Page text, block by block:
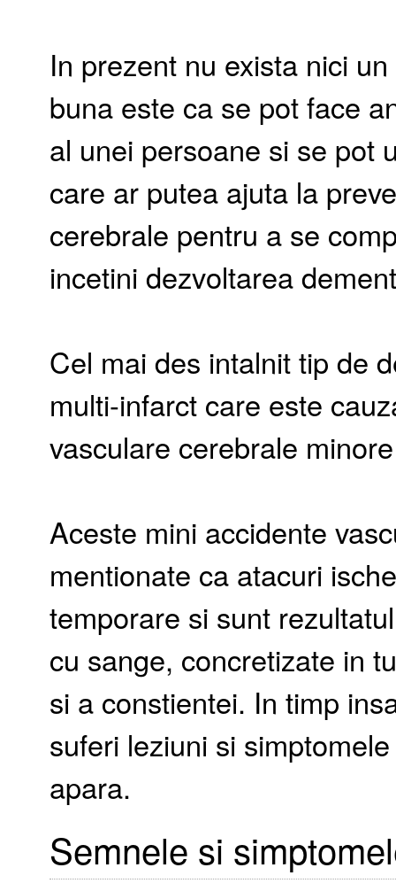
In prezent nu exista nici
buna este ca se pot face
al unei persoane si se pot
care ar putea ajuta la
cerebrale pentru a se
incetini dezvoltarea
Cel mai des intalnit tip de
multi-infarct care este
vasculare cerebrale
Aceste mini accidente
mentionate ca atacuri
temporare si sunt
cu sange, concretizate in
si a constientei. In timp
suferi leziuni si
apara.
Semnele si